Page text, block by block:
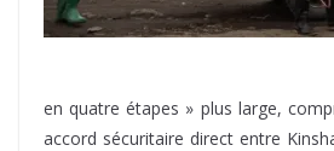
en quatre étapes » plus large,
accord sécuritaire direct entre